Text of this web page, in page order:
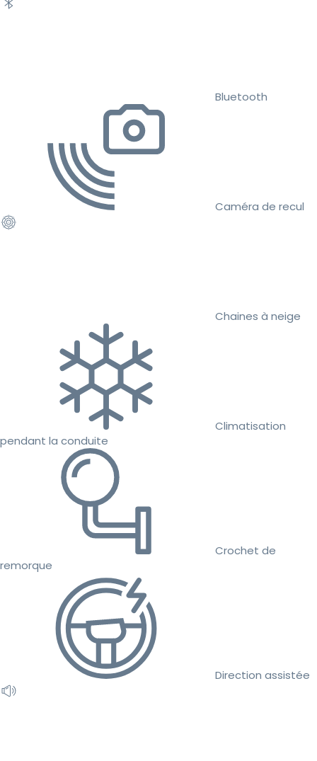
Bluetooth
Caméra de recul
Chaines à neige
Climatisation
pendant la conduite
Crochet de
remorque
Direction assistée